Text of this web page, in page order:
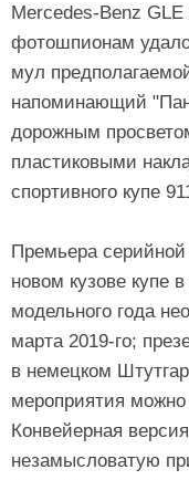
Mercedes-Benz
фотошпионам
мул
напоминающий
дорожным
пластиковыми
спортивного купе
Премьера
новом кузове купе
модельного года
марта 2019-го;
в немецком
мероприятия
Конвейерная
незамысловатую